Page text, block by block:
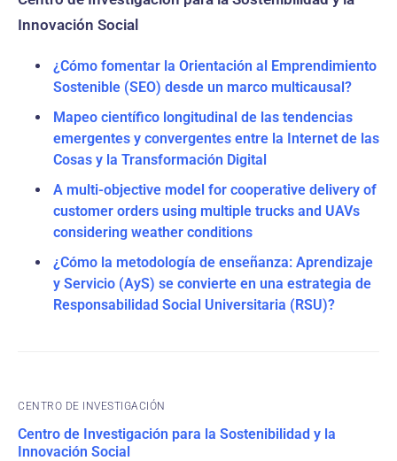
Innovación Social
¿Cómo fomentar la Orientación al Emprendimiento
Sostenible (SEO) desde un marco multicausal?
Mapeo científico longitudinal de las tendencias
emergentes y convergentes entre la Internet de las
Cosas y la Transformación Digital
A multi-objective model for cooperative delivery of
customer orders using multiple trucks and UAVs
considering weather conditions
¿Cómo la metodología de enseñanza: Aprendizaje
y Servicio (AyS) se convierte en una estrategia de
Responsabilidad Social Universitaria (RSU)?
CENTRO DE INVESTIGACIÓN
Centro de Investigación para la Sostenibilidad y la
Innovación Social